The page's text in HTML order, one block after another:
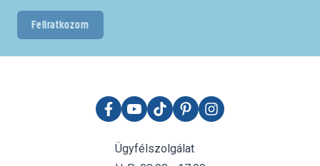
Feliratkozom
Ügyfélszolgálat